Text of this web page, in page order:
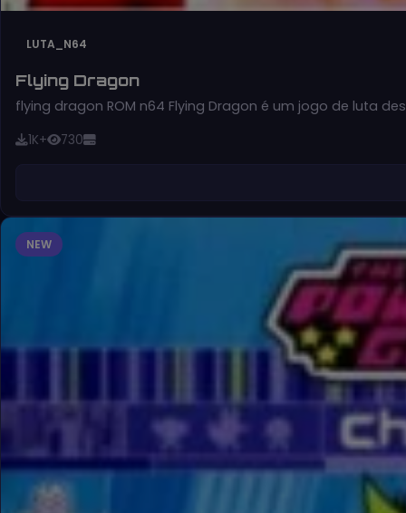
LUTA_N64
Flying Dragon
flying dragon ROM n64 Flying Dragon é um jogo de luta
1K+ 730
NEW